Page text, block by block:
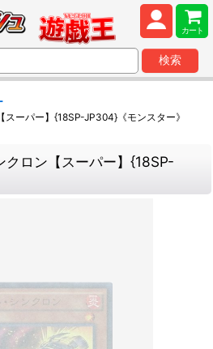
カート
検索
スーパー】{18SP-JP304}《モンスター》
クロン【スーパー】{18SP-